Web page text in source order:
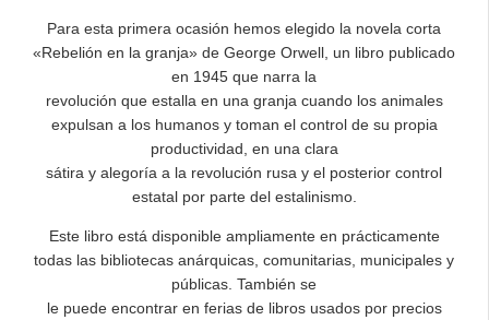
Para esta primera ocasión hemos elegido la novela corta
«Rebelión en la granja» de George Orwell, un libro publicado
en 1945 que narra la
revolución que estalla en una granja cuando los animales
expulsan a los humanos y toman el control de su propia
productividad, en una clara
sátira y alegoría a la revolución rusa y el posterior control
estatal por parte del estalinismo.
Este libro está disponible ampliamente en prácticamente
todas las bibliotecas anárquicas, comunitarias, municipales y
públicas. También se
le puede encontrar en ferias de libros usados por precios